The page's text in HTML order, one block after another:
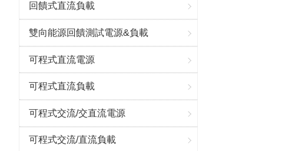
回饋式直流負載
雙向能源回饋測試電源&負載
可程式直流電源
可程式直流負載
可程式交流/交直流電源
可程式交流/直流負載